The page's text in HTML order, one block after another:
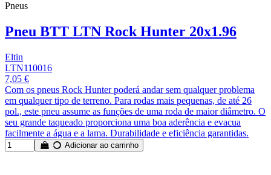
Pneus
Pneu BTT LTN Rock Hunter 20x1.96
Eltin
LTN110016
7,05 €
Com os pneus Rock Hunter poderá andar sem qualquer problema
em qualquer tipo de terreno. Para rodas mais pequenas, de até 26
pol., este pneu assume as funções de uma roda de maior diâmetro. O
seu grande taqueado proporciona uma boa aderência e evacua
facilmente a água e a lama. Durabilidade e eficiência garantidas.
Adicionar ao carrinho